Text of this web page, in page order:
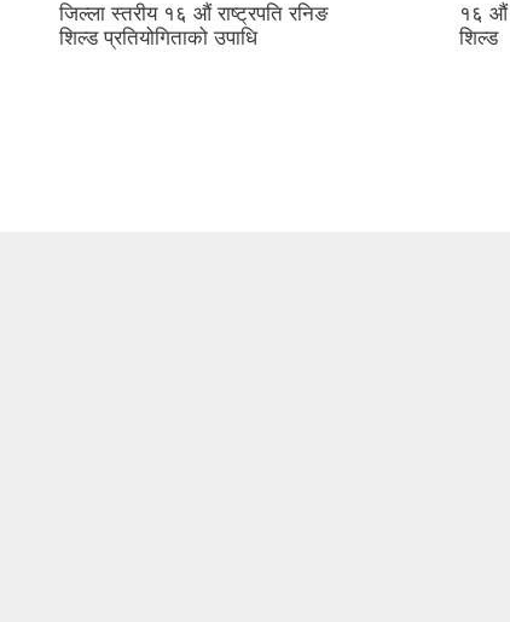
जिल्ला स्तरीय १६ औं राष्ट्रपति रनिङ
शिल्ड प्रतियोगिताको उपाधि
१६ औं
शिल्ड